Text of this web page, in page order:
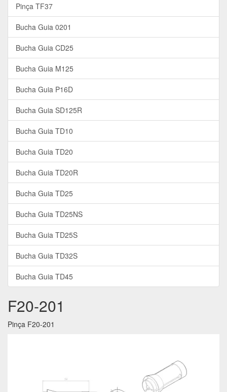
Pinça TF37
Bucha Guia 0201
Bucha Guia CD25
Bucha Guia M125
Bucha Guia P16D
Bucha Guia SD125R
Bucha Guia TD10
Bucha Guia TD20
Bucha Guia TD20R
Bucha Guia TD25
Bucha Guia TD25NS
Bucha Guia TD25S
Bucha Guia TD32S
Bucha Guia TD45
F20-201
Pinça F20-201